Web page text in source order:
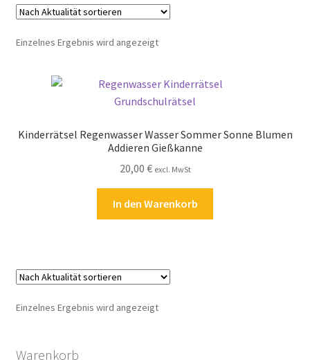
Datenschutzbelehrung
Echtheit von Bewertungen
Shop
Einzelnes Ergebnis wird angezeigt
Kinderrätsel Regenwasser Wasser Sommer Sonne Blumen
Addieren Gießkanne
20,00 € excl. MwSt
In den Warenkorb
Einzelnes Ergebnis wird angezeigt
Warenkorb